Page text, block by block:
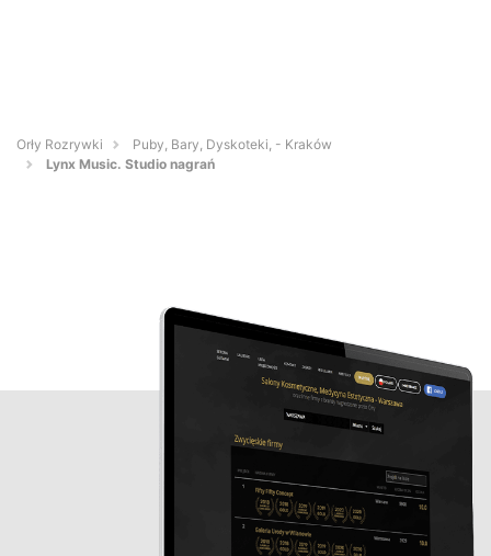
Orły Rozrywki
Puby, Bary, Dyskoteki, - Kraków
Lynx Music. Studio nagrań